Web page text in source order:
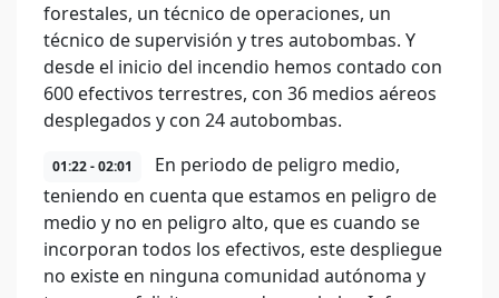
forestales, un técnico de operaciones, un
técnico de supervisión y tres autobombas. Y
desde el inicio del incendio hemos contado con
600 efectivos terrestres, con 36 medios aéreos
desplegados y con 24 autobombas.
01:22 - 02:01
En periodo de peligro medio,
teniendo en cuenta que estamos en peligro de
medio y no en peligro alto, que es cuando se
incorporan todos los efectivos, este despliegue
no existe en ninguna comunidad autónoma y